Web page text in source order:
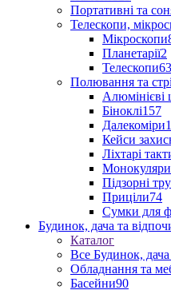
Портативні та
Телескопи,
Мікроскопи
Планетарії2
Телескопи63
Полювання та
Алюмінієві
Біноклі157
Далекоміри
Кейси
Ліхтарі
Монокуляри
Підзорні
Приціли74
Сумки для
Будинок, дача та
Каталог
Все Будинок,
Обладнання та
Басейни90